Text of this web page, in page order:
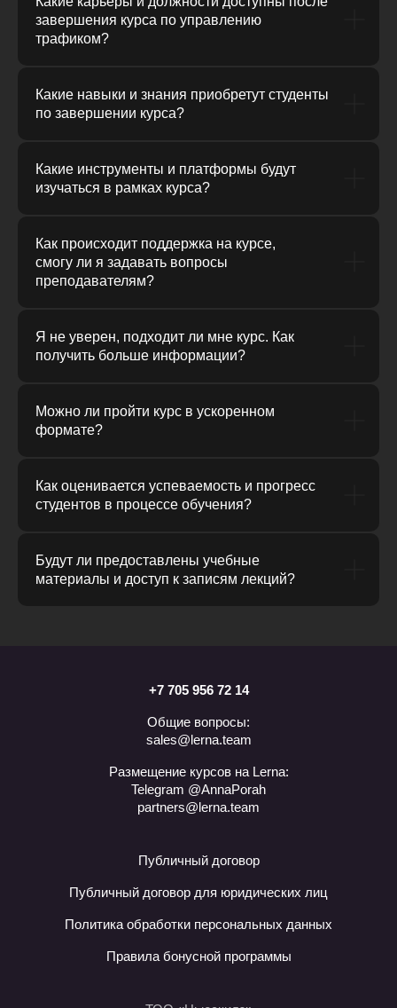
завершения курса по управлению
трафиком?
Какие навыки и знания приобретут студенты
по завершении курса?
Какие инструменты и платформы будут
изучаться в рамках курса?
Как происходит поддержка на курсе,
смогу ли я задавать вопросы
преподавателям?
Я не уверен, подходит ли мне курс. Как
получить больше информации?
Можно ли пройти курс в ускоренном
формате?
Как оценивается успеваемость и прогресс
студентов в процессе обучения?
Будут ли предоставлены учебные
материалы и доступ к записям лекций?
+7 705 956 72 14
Общие вопросы:
sales@lerna.team
Размещение курсов на Lerna:
Telegram @AnnaPorah
partners@lerna.team
Публичный договор
Публичный договор для юридических лиц
Политика обработки персональных данных
Правила бонусной программы